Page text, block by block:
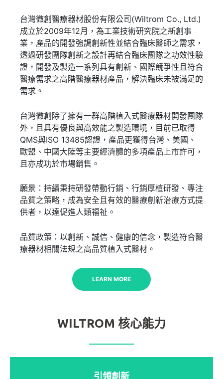
台灣微創醫療器材股份有限公司(Wiltrom Co., Ltd.)
成立於2009年12月，為工業技術研究院之新創事
業，產品的開發強調創新性並結合臨床醫師之需求，
透過研發團隊創新之設計再結合臨床團隊之功效性驗
證，開發及製造一系列具有創新、國際競爭性且符合
醫療需求之高階醫療器材產品，解決臨床未被滿足的
需求。
台灣微創除了擁有一群高階植入式醫療器材開發團隊
外，且具有優良與高效能之製造環境，目前已取得
QMS與ISO 13485認證，產品更獲得台灣、美國、
歐盟、中國大陸等主要經濟體的多項產品上市許可，
且亦成功於市場銷售。
願景：持續秉持研發帶動行銷、行銷厚植研發、專注
品質之策略，成為安全且有效的醫療創新治療方式提
供者，以達促進人類福祉。
品質政策：以創新、誠信、健康的信念，製造符合醫
療器材相關法規之高品質植入式醫材。
LEARN MORE
WILTROM 核心能力
引領創新